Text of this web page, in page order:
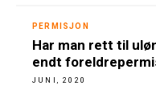
PERMISJON
Har man rett til
endt
JUNI, 2020